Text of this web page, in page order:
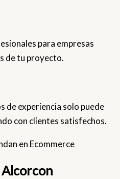
para empresas
de tu proyecto.
de experiencia solo puede
con clientes satisfechos.
en Ecommerce